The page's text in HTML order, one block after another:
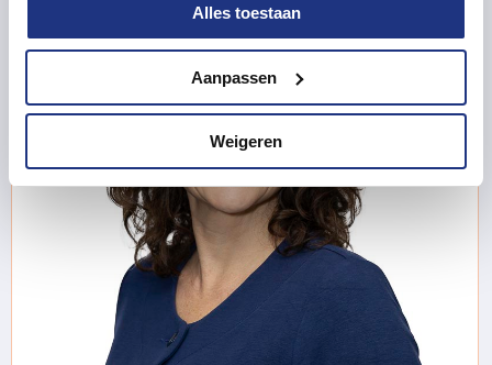
Alles toestaan
Aanpassen
Weigeren